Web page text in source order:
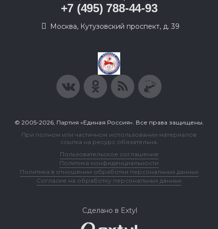
+7 (495) 788-44-93
Москва, Кутузовский проспект, д. 39
© 2005-2026, Партия «Единая Россия». Все права защищены.
При полном или частичном использовании материалов
ссылка на ресурс обязательна.
Пользовательское соглашение
Политика конфиденциальности
Политика в отношении обработки персональных данных
Согласие на обработку персональных данных
Сделано в Extyl